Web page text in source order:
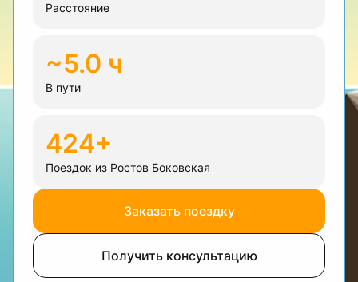
Расстояние
~5.0 ч
В пути
424+
Поездок из Ростов Боковская
Заказать поездку
Получить консультацию